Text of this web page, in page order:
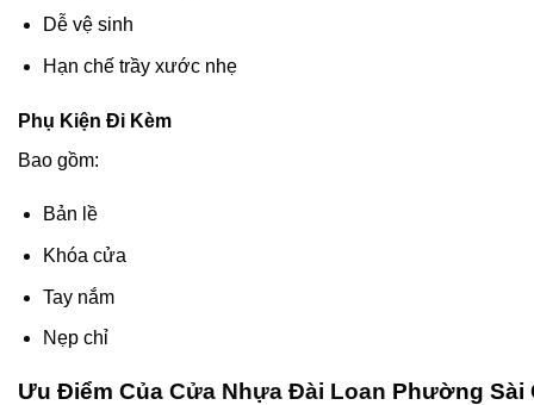
Dễ vệ sinh
Hạn chế trầy xước nhẹ
Phụ Kiện Đi Kèm
Bao gồm:
Bản lề
Khóa cửa
Tay nắm
Nẹp chỉ
Ưu Điểm Của Cửa Nhựa Đài Loan Phường Sài